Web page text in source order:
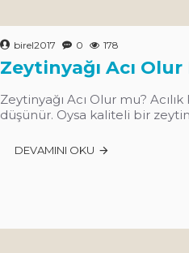
birel2017 0 178
Zeytinyağı Acı
Zeytinyağı Acı Olur mu?
düşünür. Oysa kaliteli bir
DEVAMINI OKU